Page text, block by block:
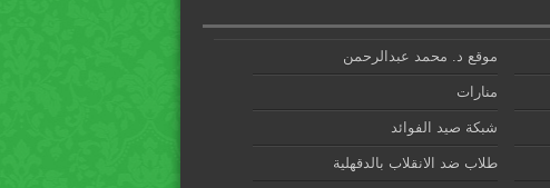
موقع د. محمد عبدالرحمن
منارات
شبكة صيد الفوائد
طلاب ضد الانقلاب بالدقهلية